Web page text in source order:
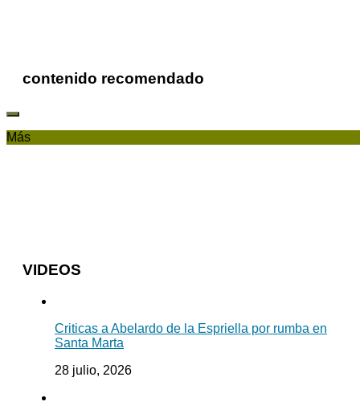
contenido recomendado
Más
VIDEOS
Criticas a Abelardo de la Espriella por rumba en
Santa Marta
28 julio, 2026